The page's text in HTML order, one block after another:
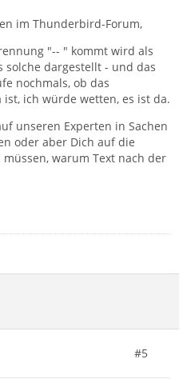
im Thunderbird-Forum,
"-- " kommt wird als
dargestellt - und das
nochmals, ob das
ich würde wetten, es ist da.
unseren Experten in Sachen
oder aber Dich auf die
warum Text nach der
#5